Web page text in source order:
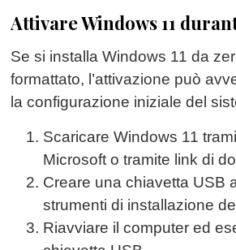
Attivare Windows 11
Se si installa Windows 11 da
formattato, l’attivazione può
la configurazione iniziale del
Scaricare Windows 11
Microsoft o tramite link di
Creare una chiavetta USB
strumenti di installazione
Riavviare il computer ed